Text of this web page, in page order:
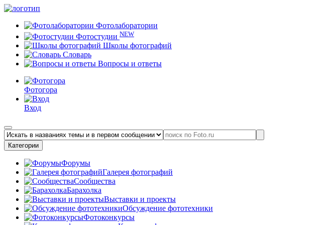
Фотолаборатории
Фотостудии NEW
Школы фотографий
Словарь
Вопросы и ответы
Фотогора
Вход
Категории
Форумы
Галерея фотографий
Сообщества
Барахолка
Выставки и проекты
Обсуждение фототехники
Фотоконкурсы